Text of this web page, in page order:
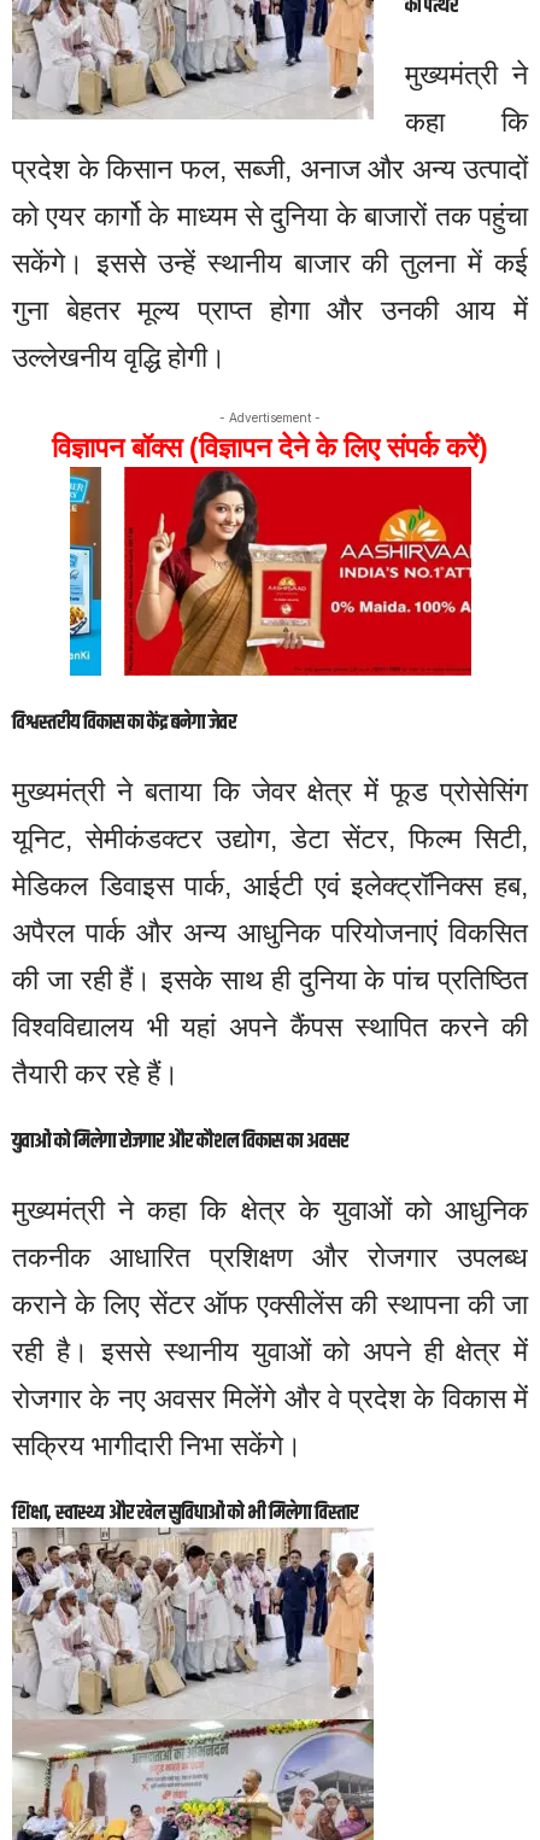
का पत्थर
मुख्यमंत्री ने
कहा कि
प्रदेश के किसान फल, सब्जी, अनाज और अन्य उत्पादों
को एयर कार्गो के माध्यम से दुनिया के बाजारों तक पहुंचा
सकेंगे। इससे उन्हें स्थानीय बाजार की तुलना में कई
गुना बेहतर मूल्य प्राप्त होगा और उनकी आय में
उल्लेखनीय वृद्धि होगी।
- Advertisement -
विज्ञापन बॉक्स (विज्ञापन देने के लिए संपर्क करें)
विश्वस्तरीय विकास का केंद्र बनेगा जेवर
मुख्यमंत्री ने बताया कि जेवर क्षेत्र में फूड प्रोसेसिंग
यूनिट, सेमीकंडक्टर उद्योग, डेटा सेंटर, फिल्म सिटी,
मेडिकल डिवाइस पार्क, आईटी एवं इलेक्ट्रॉनिक्स हब,
अपैरल पार्क और अन्य आधुनिक परियोजनाएं विकसित
की जा रही हैं। इसके साथ ही दुनिया के पांच प्रतिष्ठित
विश्वविद्यालय भी यहां अपने कैंपस स्थापित करने की
तैयारी कर रहे हैं।
युवाओं को मिलेगा रोजगार और कौशल विकास का अवसर
मुख्यमंत्री ने कहा कि क्षेत्र के युवाओं को आधुनिक
तकनीक आधारित प्रशिक्षण और रोजगार उपलब्ध
कराने के लिए सेंटर ऑफ एक्सीलेंस की स्थापना की जा
रही है। इससे स्थानीय युवाओं को अपने ही क्षेत्र में
रोजगार के नए अवसर मिलेंगे और वे प्रदेश के विकास में
सक्रिय भागीदारी निभा सकेंगे।
शिक्षा, स्वास्थ्य और खेल सुविधाओं को भी मिलेगा विस्तार